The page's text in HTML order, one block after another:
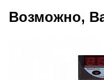
Возможно,